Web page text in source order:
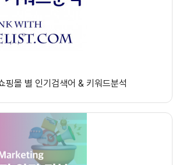
몰 별 인기검색어 & 키워드분석